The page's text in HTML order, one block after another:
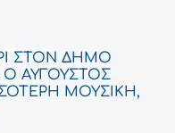
ΣΤΟΝ ΔΗΜΟ
Ο ΑΥΓΟΥΣΤΟΣ
ΜΟΥΣΙΚΗ,